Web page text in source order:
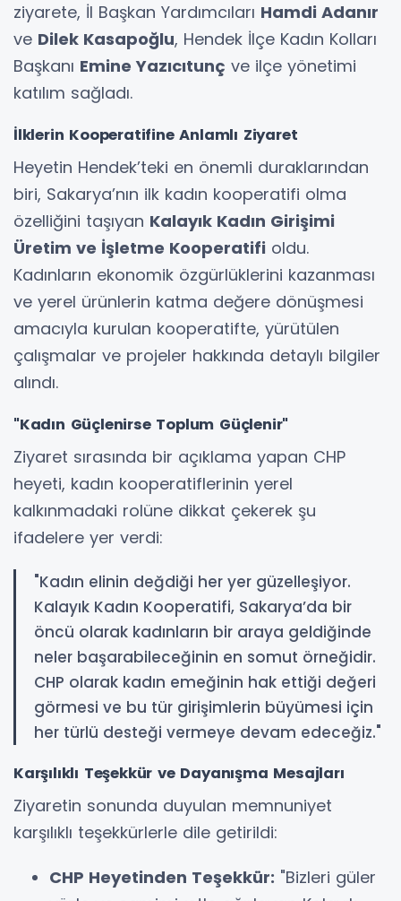
ziyarete, İl Başkan Yardımcıları Hamdi Adanır
ve Dilek Kasapoğlu, Hendek İlçe Kadın Kolları
Başkanı Emine Yazıcıtunç ve ilçe yönetimi
katılım sağladı.
İlklerin Kooperatifine Anlamlı Ziyaret
Heyetin Hendek’teki en önemli duraklarından
biri, Sakarya’nın ilk kadın kooperatifi olma
özelliğini taşıyan Kalayık Kadın Girişimi
Üretim ve İşletme Kooperatifi oldu.
Kadınların ekonomik özgürlüklerini kazanması
ve yerel ürünlerin katma değere dönüşmesi
amacıyla kurulan kooperatifte, yürütülen
çalışmalar ve projeler hakkında detaylı bilgiler
alındı.
"Kadın Güçlenirse Toplum Güçlenir"
Ziyaret sırasında bir açıklama yapan CHP
heyeti, kadın kooperatiflerinin yerel
kalkınmadaki rolüne dikkat çekerek şu
ifadelere yer verdi:
"Kadın elinin değdiği her yer güzelleşiyor.
Kalayık Kadın Kooperatifi, Sakarya’da bir
öncü olarak kadınların bir araya geldiğinde
neler başarabileceğinin en somut örneğidir.
CHP olarak kadın emeğinin hak ettiği değeri
görmesi ve bu tür girişimlerin büyümesi için
her türlü desteği vermeye devam edeceğiz."
Karşılıklı Teşekkür ve Dayanışma Mesajları
Ziyaretin sonunda duyulan memnuniyet
karşılıklı teşekkürlerle dile getirildi:
CHP Heyetinden Teşekkür: "Bizleri güler